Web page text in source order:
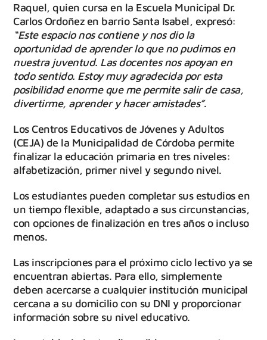
Raquel, quien cursa en la Escuela Municipal Dr.
Carlos Ordoñez en barrio Santa Isabel, expresó:
“Este espacio nos contiene y nos dio la
oportunidad de aprender lo que no pudimos en
nuestra juventud. Las docentes nos apoyan en
todo sentido. Estoy muy agradecida por esta
posibilidad enorme que me permite salir de casa,
divertirme, aprender y hacer amistades”.
Los Centros Educativos de Jóvenes y Adultos
(CEJA) de la Municipalidad de Córdoba permite
finalizar la educación primaria en tres niveles:
alfabetización, primer nivel y segundo nivel.
Los estudiantes pueden completar sus estudios en
un tiempo flexible, adaptado a sus circunstancias,
con opciones de finalización en tres años o incluso
menos.
Las inscripciones para el próximo ciclo lectivo ya se
encuentran abiertas. Para ello, simplemente
deben acercarse a cualquier institución municipal
cercana a su domicilio con su DNI y proporcionar
información sobre su nivel educativo.